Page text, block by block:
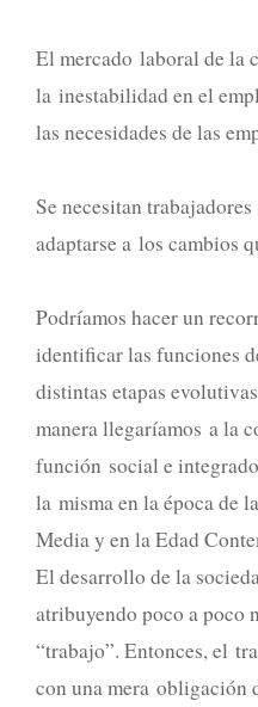
El mercado laboral de la
la inestabilidad en el
las necesidades de las
Se necesitan
adaptarse a los cambios
Podríamos hacer un
identificar las funciones
distintas etapas
manera llegaríamos a la
función social e
la misma en la época de
Media y en la Edad
El desarrollo de la
atribuyendo poco a poco
“trabajo”. Entonces, el
con una mera obligación